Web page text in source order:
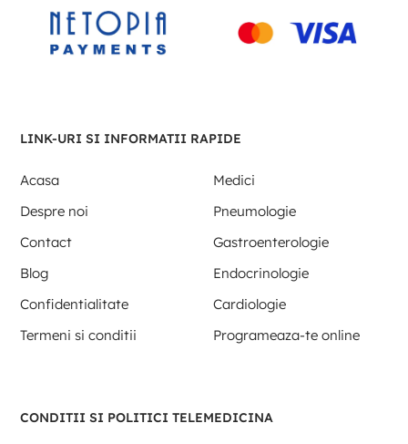
LINK-URI SI INFORMATII RAPIDE
Acasa
Medici
Despre noi
Pneumologie
Contact
Gastroenterologie
Blog
Endocrinologie
Confidentialitate
Cardiologie
Termeni si conditii
Programeaza-te online
CONDITII SI POLITICI TELEMEDICINA